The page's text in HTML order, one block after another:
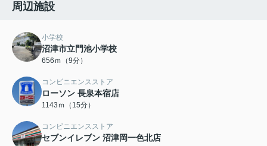
周辺施設
小学校
沼津市立門池小学校
656ｍ（9分）
コンビニエンスストア
ローソン 長泉本宿店
1143ｍ（15分）
コンビニエンスストア
セブンイレブン 沼津岡一色北店